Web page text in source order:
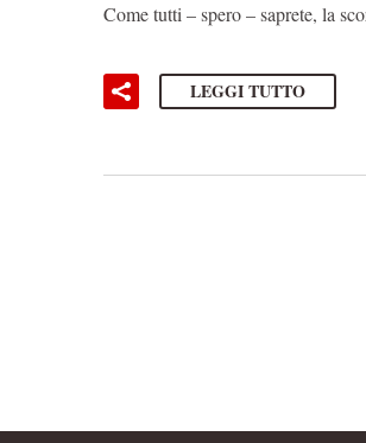
Come tutti – spero – saprete, la
LEGGI TUTTO